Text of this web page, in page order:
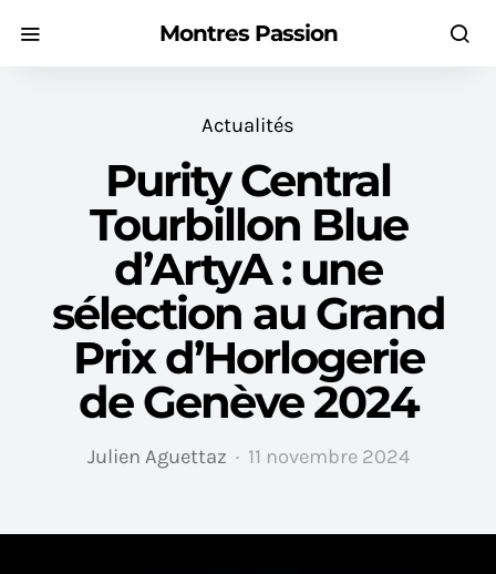
Montres Passion
Actualités
Purity Central
Tourbillon Blue
d’ArtyA : une
sélection au Grand
Prix d’Horlogerie
de Genève 2024
Julien Aguettaz 11 novembre 2024